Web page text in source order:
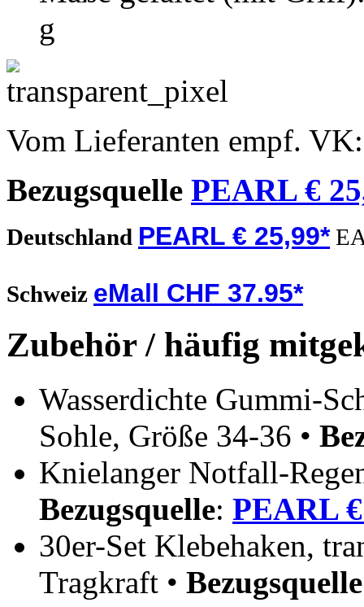
g
Vom Lieferanten empf.
Bezugsquelle PEARL €
Deutschland PEARL € 25,99*
Schweiz eMall CHF 37.95*
Zubehör / häufig
Wasserdichte Gummi-
Sohle, Größe 34-36 •
Knielanger Notfall-
Bezugsquelle: PEARL
30er-Set Klebehaken,
Tragkraft • Bezugsquelle